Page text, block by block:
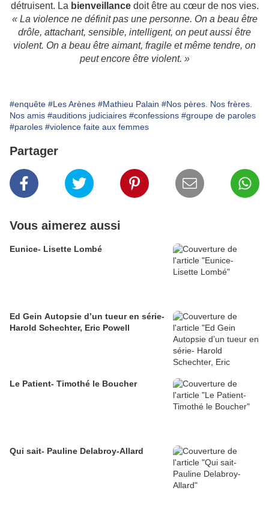
détruisent. La bienveillancedoit être au cœur de nos vies.
« La violence ne définit pas une personne. On a beau être
drôle, attachant, sensible, intelligent, on peut aussi être
violent. On a beau être aimant, fragile et même tendre, on
peut encore être violent. »
#enquête #Les Arènes #Mathieu Palain #Nos pères. Nos frères.
Nos amis #auditions judiciaires #confessions #groupe de paroles
#paroles #violence faite aux femmes
Partager
Vous aimerez aussi
Eunice- Lisette Lombé
Ed Gein Autopsie d’un tueur en série-
Harold Schechter, Eric Powell
Le Patient- Timothé le Boucher
Qui sait- Pauline Delabroy-Allard